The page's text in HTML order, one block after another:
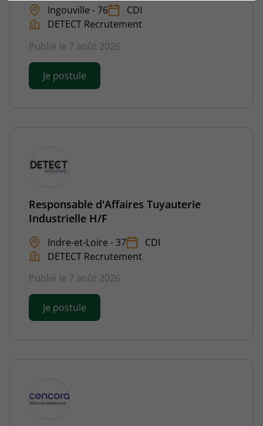
Ingouville - 76
CDI
DETECT Recrutement
Publié le 7 août 2026
Je postule
Responsable d'Affaires Tuyauterie
Industrielle H/F
Indre-et-Loire - 37
CDI
DETECT Recrutement
Publié le 7 août 2026
Je postule